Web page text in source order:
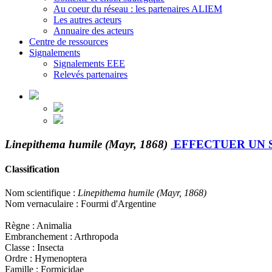
Au coeur du réseau : les partenaires ALIEM
Les autres acteurs
Annuaire des acteurs
Centre de ressources
Signalements
Signalements EEE
Relevés partenaires
Linepithema humile (Mayr, 1868) EFFECTUER UN
Classification
Nom scientifique : Linepithema humile (Mayr, 1868)
Nom vernaculaire : Fourmi d'Argentine
Règne : Animalia
Embranchement : Arthropoda
Classe : Insecta
Ordre : Hymenoptera
Famille : Formicidae